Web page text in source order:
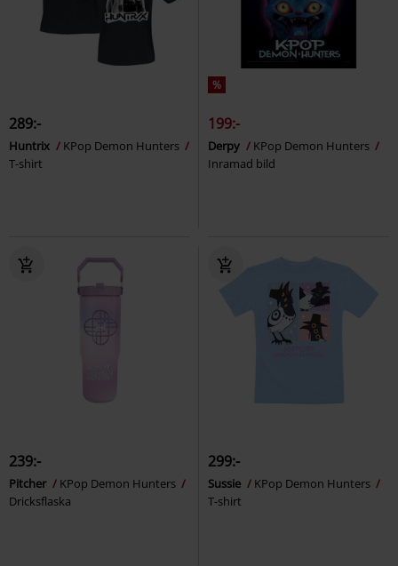
289:-
Huntrix
KPop Demon Hunters
T-shirt
%
199:-
Derpy
KPop Demon Hunters
Inramad bild
239:-
Pitcher
KPop Demon Hunters
Dricksflaska
299:-
Sussie
KPop Demon Hunters
T-shirt